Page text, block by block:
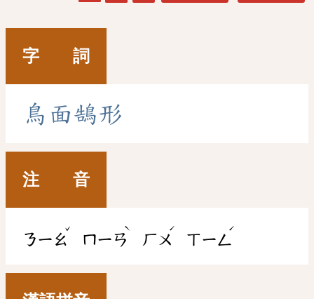
字 詞
鳥 面鵠形
注 音
ㄋㄧㄠ
ˇ
ㄇㄧㄢ
ˋ
ㄏㄨ
ˊ
ㄒㄧㄥ
ˊ